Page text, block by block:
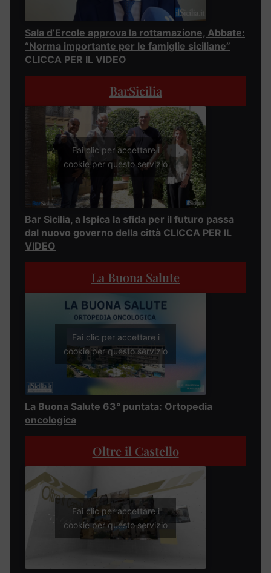
Sala d’Ercole approva la rottamazione, Abbate:
“Norma importante per le famiglie siciliane”
CLICCA PER IL VIDEO
BarSicilia
Fai clic per accettare i
cookie per questo servizio
Bar Sicilia, a Ispica la sfida per il futuro passa
dal nuovo governo della città CLICCA PER IL
VIDEO
La Buona Salute
Fai clic per accettare i
cookie per questo servizio
La Buona Salute 63° puntata: Ortopedia
oncologica
Oltre il Castello
Fai clic per accettare i
cookie per questo servizio